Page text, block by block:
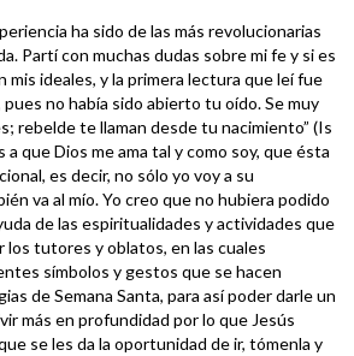
ha sido de las más revolucionarias
Partí con muchas dudas sobre mi fe y si es
mis ideales, y la primera lectura que leí fue
pues no había sido abierto tu oído. Se muy
rebelde te llaman desde tu nacimiento” (Is
a que Dios me ama tal y como soy, que ésta
es decir, no sólo yo voy a su
va al mío. Yo creo que no hubiera podido
de las espiritualidades y actividades que
los tutores y oblatos, en las cuales
símbolos y gestos que se hacen
de Semana Santa, para así poder darle un
más en profundidad por lo que Jesús
se les da la oportunidad de ir, tómenla y